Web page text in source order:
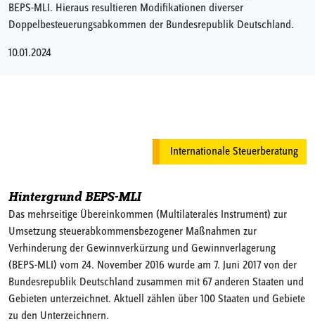
BEPS-MLI. Hieraus resultieren Modifikationen diverser
Doppelbesteuerungsabkommen der Bundesrepublik Deutschland.
10.01.2024
Internationale Steuerberatung
Hintergrund BEPS-MLI
Das mehrseitige Übereinkommen (Multilaterales Instrument) zur
Umsetzung steuerabkommensbezogener Maßnahmen zur
Verhinderung der Gewinnverkürzung und Gewinnverlagerung
(BEPS-MLI) vom 24. November 2016 wurde am 7. Juni 2017 von der
Bundesrepublik Deutschland zusammen mit 67 anderen Staaten und
Gebieten unterzeichnet. Aktuell zählen über 100 Staaten und Gebiete
zu den Unterzeichnern.